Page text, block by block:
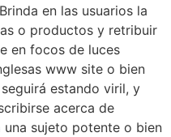
en las usuarios la
o productos y retribuir
en focos de luces
www site o bien
estando viril, y
acerca de
una sujeto potente o bien